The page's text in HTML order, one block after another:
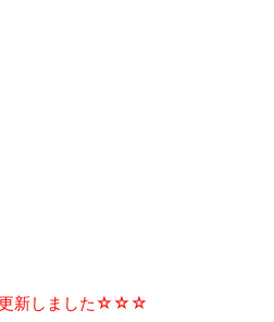
更新しました☆☆☆